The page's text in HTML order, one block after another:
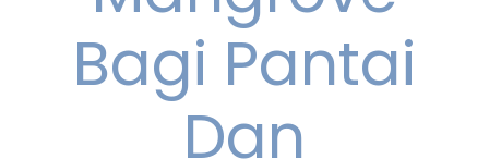
Bagi Pantai
Dan